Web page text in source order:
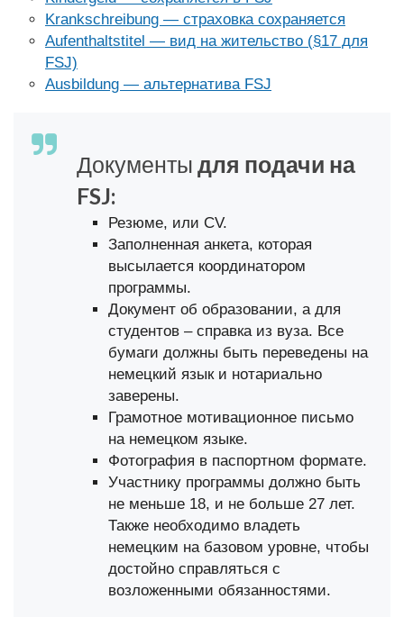
Krankschreibung — страховка сохраняется
Aufenthaltstitel — вид на жительство (§17 для
FSJ)
Ausbildung — альтернатива FSJ
Документы для подачи на
FSJ:
Резюме, или CV.
Заполненная анкета, которая
высылается координатором
программы.
Документ об образовании, а для
студентов – справка из вуза. Все
бумаги должны быть переведены на
немецкий язык и нотариально
заверены.
Грамотное мотивационное письмо
на немецком языке.
Фотография в паспортном формате.
Участнику программы должно быть
не меньше 18, и не больше 27 лет.
Также необходимо владеть
немецким на базовом уровне, чтобы
достойно справляться с
возложенными обязанностями.